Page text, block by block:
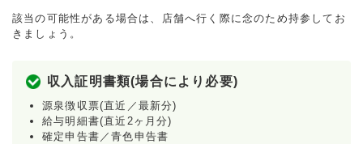
該当の可能性がある場合は、店舗へ行く際に念のため持参してお
きましょう。
収入証明書類(場合により必要)
源泉徴収票(直近／最新分)
給与明細書(直近2ヶ月分)
確定申告書／青色申告書